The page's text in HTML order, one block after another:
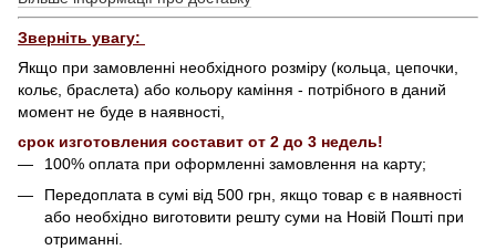
Зверніть увагу:
Якщо при замовленні необхідного розміру (кольца, цепочки,
кольє, браслета) або кольору каміння - потрібного в даний
момент не буде в наявності,
срок изготовления составит от 2 до 3 недель!
100% оплата при оформленні замовлення на карту;
Передоплата в сумі від 500 грн, якщо товар є в наявності
або необхідно виготовити решту суми на Новій Пошті при
отриманні.